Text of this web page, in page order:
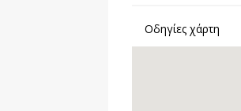
Οδηγίες χάρτη